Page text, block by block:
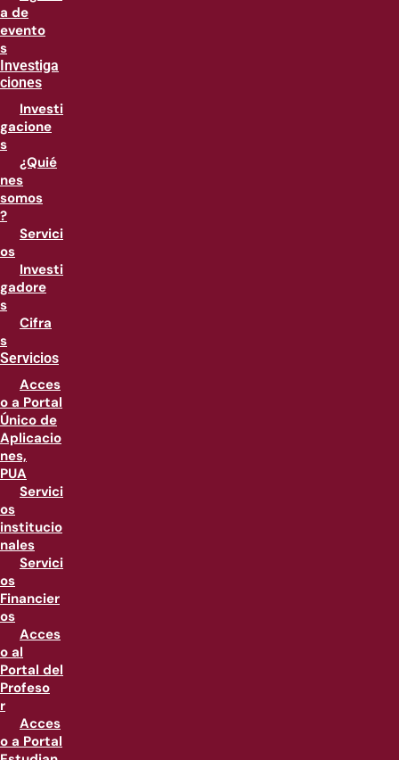
a de
evento
s
Investiga
ciones
Investi
gacione
s
¿Quié
nes
somos
?
Servici
os
Investi
gadore
s
Cifra
s
Servicios
Acces
o a Portal
Único de
Aplicacio
nes,
PUA
Servici
os
institucio
nales
Servici
os
Financier
os
Acces
o al
Portal del
Profeso
r
Acces
o a Portal